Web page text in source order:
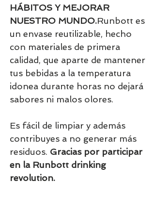
HÁBITOS Y MEJORAR
NUESTRO MUNDO.Runbott es
un envase reutilizable, hecho
con materiales de primera
calidad, que aparte de mantener
tus bebidas a la temperatura
idonea durante horas no dejará
sabores ni malos olores.
Es fácil de limpiar y además
contribuyes a no generar más
residuos. Gracias por participar
en la Runbott drinking
revolution.